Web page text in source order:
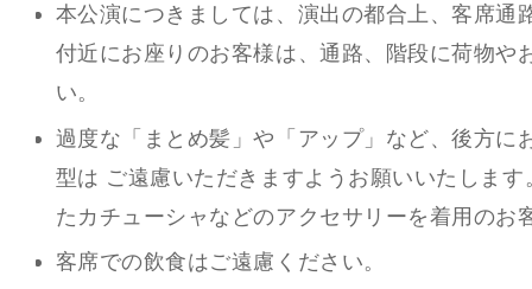
本公演につきましては、演出の都合上、客席通
付近にお座りのお客様は、通路、階段に荷物や
い。
過度な「まとめ髪」や「アップ」など、後方に
型は ご遠慮いただきますようお願いいたしま
たカチューシャなどのアクセサリーを着用のお
客席での飲食はご遠慮ください。